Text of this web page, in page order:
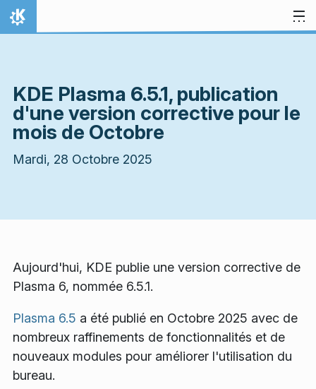
Aller directement au contenu
Accueil
KDE Plasma 6.5.1, publication
d'une version corrective pour le
mois de Octobre
Mardi, 28 Octobre 2025
Aujourd'hui, KDE publie une version corrective de
Plasma 6, nommée 6.5.1.
Plasma 6.5 a été publié en Octobre 2025 avec de
nombreux raffinements de fonctionnalités et de
nouveaux modules pour améliorer l'utilisation du
bureau.